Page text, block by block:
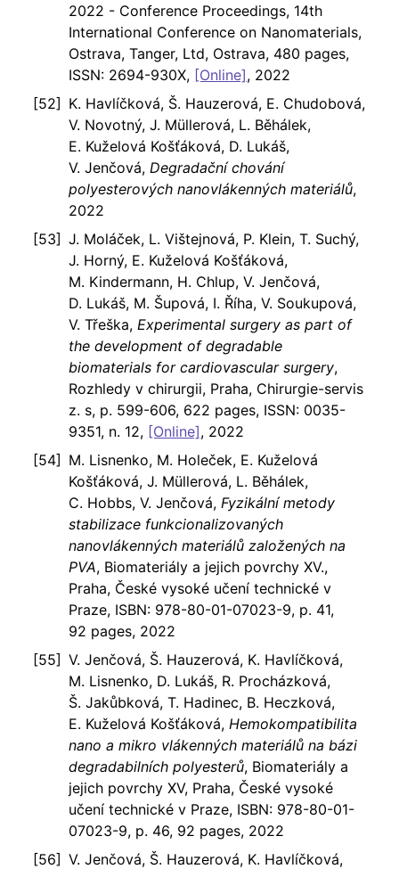
2022 - Conference Proceedings, 14th
International Conference on Nanomaterials,
Ostrava, Tanger, Ltd, Ostrava, 480 pages,
ISSN: 2694-930X, [Online], 2022
K. Havlíčková, Š. Hauzerová, E. Chudobová,
V. Novotný, J. Müllerová, L. Běhálek,
E. Kuželová Košťáková, D. Lukáš,
V. Jenčová, Degradační chování
polyesterových nanovlákenných materiálů,
2022
J. Moláček, L. Vištejnová, P. Klein, T. Suchý,
J. Horný, E. Kuželová Košťáková,
M. Kindermann, H. Chlup, V. Jenčová,
D. Lukáš, M. Šupová, I. Říha, V. Soukupová,
V. Třeška, Experimental surgery as part of
the development of degradable
biomaterials for cardiovascular surgery,
Rozhledy v chirurgii, Praha, Chirurgie-servis
z. s, p. 599-606, 622 pages, ISSN: 0035-
9351, n. 12, [Online], 2022
M. Lisnenko, M. Holeček, E. Kuželová
Košťáková, J. Müllerová, L. Běhálek,
C. Hobbs, V. Jenčová, Fyzikální metody
stabilizace funkcionalizovaných
nanovlákenných materiálů založených na
PVA, Biomateriály a jejich povrchy XV.,
Praha, České vysoké učení technické v
Praze, ISBN: 978-80-01-07023-9, p. 41,
92 pages, 2022
V. Jenčová, Š. Hauzerová, K. Havlíčková,
M. Lisnenko, D. Lukáš, R. Procházková,
Š. Jakůbková, T. Hadinec, B. Heczková,
E. Kuželová Košťáková, Hemokompatibilita
nano a mikro vlákenných materiálů na bázi
degradabilních polyesterů, Biomateriály a
jejich povrchy XV, Praha, České vysoké
učení technické v Praze, ISBN: 978-80-01-
07023-9, p. 46, 92 pages, 2022
V. Jenčová, Š. Hauzerová, K. Havlíčková,